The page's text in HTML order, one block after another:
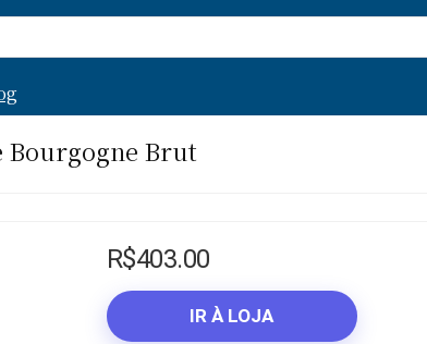
Bourgogne Brut
R$403.00
IR À LOJA